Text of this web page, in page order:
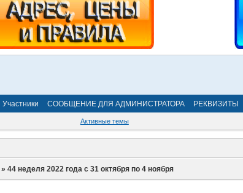
Участники СООБЩЕНИЕ ДЛЯ АДМИНИСТРАТОРА РЕКВИЗИТЫ
Активные темы
»44 неделя 2022 года с 31 октября по 4 ноября